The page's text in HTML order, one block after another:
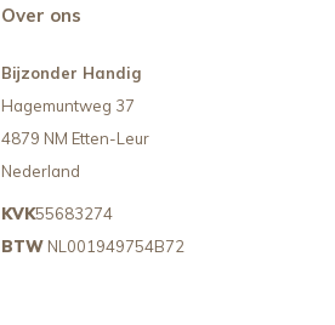
Over ons
Bijzonder Handig
Hagemuntweg 37
4879 NM Etten-Leur
Nederland
KVK55683274
BTW NL001949754B72